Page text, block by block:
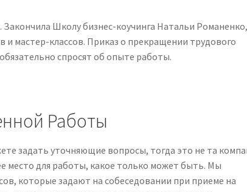
Школу бизнес-коучинга Натальи
и мастер-классов. Приказ о прекращении трудового
спросят об опыте работы.
Работы
задать уточняющие вопросы, тогда это не та
место для работы, какое только может быть. Мы
которые задают на собеседовании при приеме на